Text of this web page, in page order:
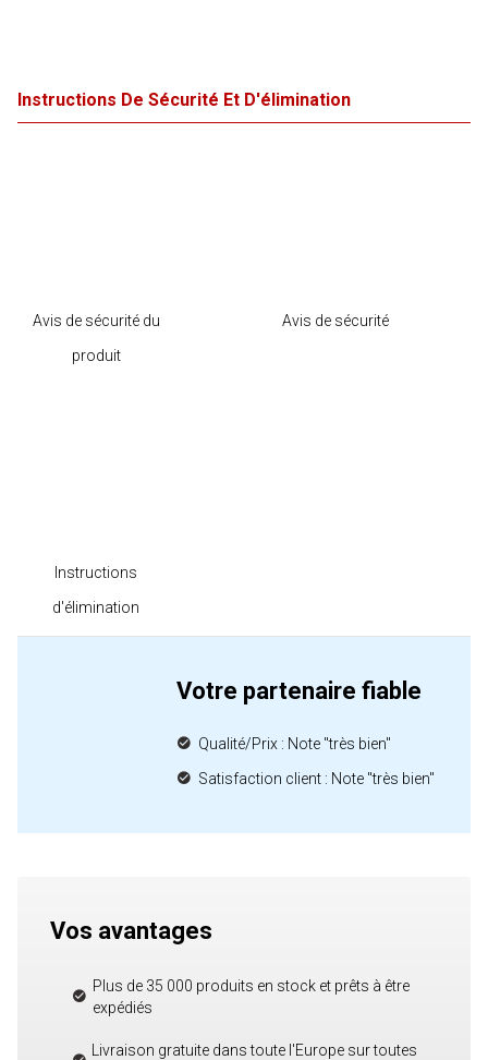
Instructions De Sécurité Et D'élimination
Avis de sécurité du
produit
Avis de sécurité
Instructions
d'élimination
Votre partenaire fiable
Qualité/Prix : Note "très bien"
Satisfaction client : Note "très bien"
Vos avantages
Plus de 35 000 produits en stock et prêts à être
expédiés
Livraison gratuite dans toute l'Europe sur toutes